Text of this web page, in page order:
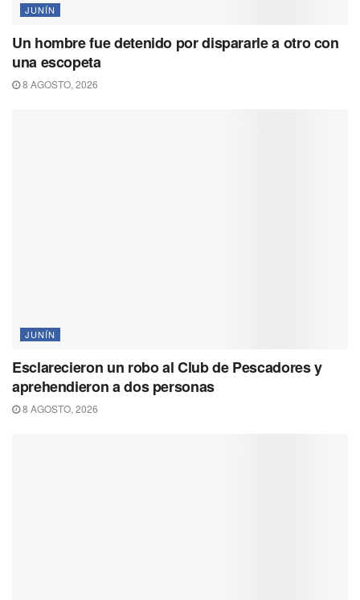
JUNÍN
Un hombre fue detenido por dispararle a otro con
una escopeta
8 AGOSTO, 2026
JUNÍN
Esclarecieron un robo al Club de Pescadores y
aprehendieron a dos personas
8 AGOSTO, 2026